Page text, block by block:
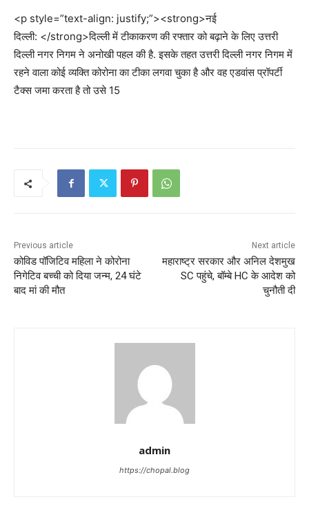
<p style=”text-align: justify;”><strong>नई
दिल्ली: </strong>दिल्ली में टीकाकरण की रफ्तार को बढ़ाने के लिए उत्तरी
दिल्ली नगर निगम ने अनोखी पहल की है. इसके तहत उत्तरी दिल्ली नगर निगम में
रहने वाला कोई व्यक्ति कोरोना का टीका लगवा चुका है और वह एडवांस प्रॉपर्टी
टैक्स जमा करता है तो उसे 15
Previous article
कोविड पॉजिटिव महिला ने कोरोना
निगेटिव बच्ची को दिया जन्म, 24 घंटे
बाद मां की मौत
Next article
महाराष्ट्र सरकार और अनिल देशमुख
SC पहुंचे, बॉम्बे HC के आदेश को
चुनौती दी
admin
https://chopal.blog